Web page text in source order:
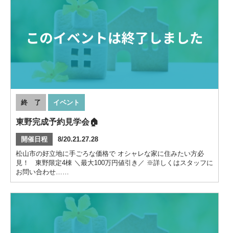
終 了 イベント
東野完成予約見学会🏠
開催日程
8/20.21.27.28
松山市の好立地に手ごろな価格で オシャレな家に住みたい方必
見！ 東野限定4棟 ＼最大100万円値引き／ ※詳しくはスタッフに
お問い合わせ……